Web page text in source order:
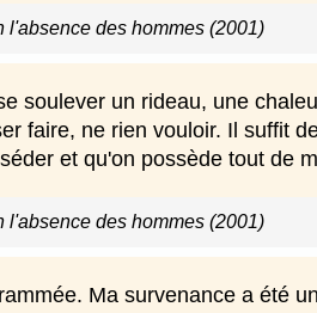
l'absence des hommes (2001)
soulever un rideau, une
faire, ne rien vouloir. Il suffit
et qu'on possède tout de
l'absence des hommes (2001)
Ma survenance a été